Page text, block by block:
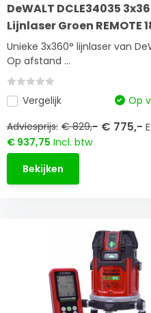
DeWALT DCLE34035
Lijnlaser Groen REMOTE
Unieke 3x360° lijnlaser van
Op afstand ...
Vergelijk
Op
Adviesprijs: € 829,- € 775,-
€ 937,75 Incl. btw
Bekijken